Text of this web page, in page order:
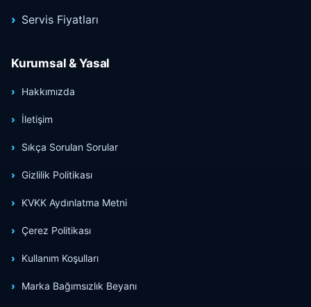
Servis Fiyatları
Kurumsal & Yasal
Hakkımızda
İletişim
Sıkça Sorulan Sorular
Gizlilik Politikası
KVKK Aydınlatma Metni
Çerez Politikası
Kullanım Koşulları
Marka Bağımsızlık Beyanı